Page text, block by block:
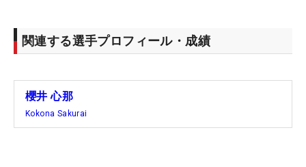
レギュラーツアーに昇格した23年は一気に4勝の大
ブレーク。かつては壁を感じさせないほどの強さで
関連する選手プロフィール・成績
櫻井 心那
Kokona Sakurai